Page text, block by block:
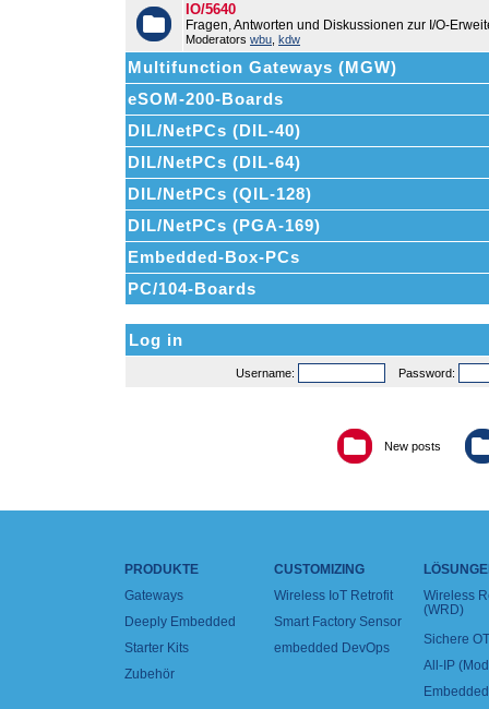
IO/5640
Fragen, Antworten und Diskussionen zur I/O-
Moderators wbu kdw
Multifunction Gateways (MGW)
eSOM-200-Boards
DIL/NetPCs (DIL-40)
DIL/NetPCs (DIL-64)
DIL/NetPCs (QIL-128)
DIL/NetPCs (PGA-169)
Embedded-Box-PCs
PC/104-Boards
Log in
Username: Password:
New posts
PRODUKTE
Gateways
Deeply Embedded
Starter Kits
Zubehör
CUSTOMIZING
Wireless IoT Retrofit
Smart Factory Sensor
embedded DevOps
Wireless
(WRD)
Sichere
All-IP